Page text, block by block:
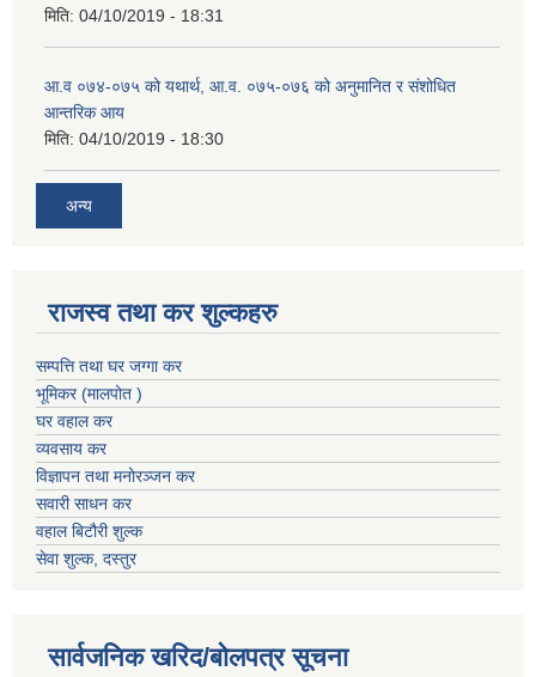
मिति: 04/10/2019 - 18:31
आ.व ०७४-०७५ को यथार्थ, आ.व. ०७५-०७६ को अनुमानित र संशोधित
आन्तरिक आय
मिति: 04/10/2019 - 18:30
अन्य
राजस्व तथा कर शुल्कहरु
सम्पत्ति तथा घर जग्गा कर
भूमिकर (मालपोत )
घर वहाल कर
व्यवसाय कर
विज्ञापन तथा मनोरञ्जन कर
सवारी साधन कर
वहाल बिटौरी शुल्क
सेवा शुल्क, दस्तुर
सार्वजनिक खरिद/बोलपत्र सूचना